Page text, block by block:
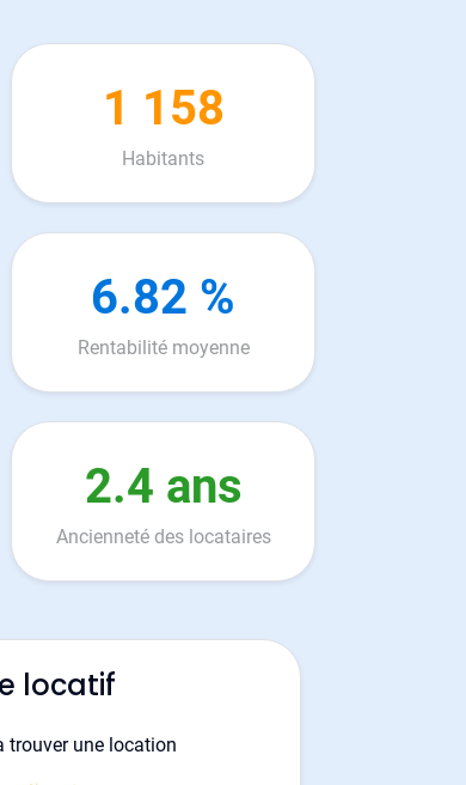
1 158
Habitants
6.82 %
Rentabilité moyenne
2.4 ans
Ancienneté des locataires
locatif
trouver une location